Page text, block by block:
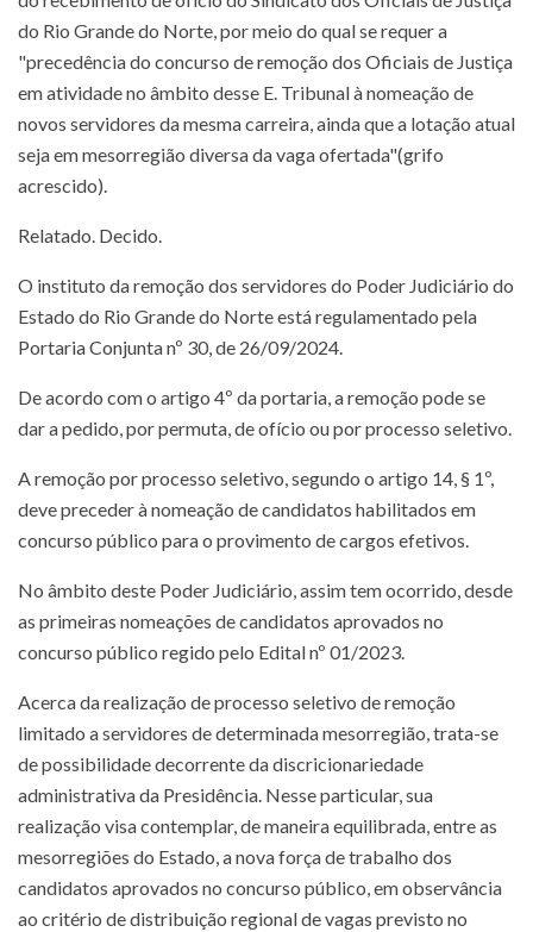
do Rio Grande do Norte, por meio do qual se requer a
"precedência do concurso de remoção dos Oficiais de Justiça
em atividade no âmbito desse E. Tribunal à nomeação de
novos servidores da mesma carreira, ainda que a lotação atual
seja em mesorregião diversa da vaga ofertada"(grifo
acrescido).
Relatado. Decido.
O instituto da remoção dos servidores do Poder Judiciário do
Estado do Rio Grande do Norte está regulamentado pela
Portaria Conjunta nº 30, de 26/09/2024.
De acordo com o artigo 4º da portaria, a remoção pode se
dar a pedido, por permuta, de ofício ou por processo seletivo.
A remoção por processo seletivo, segundo o artigo 14, § 1º,
deve preceder à nomeação de candidatos habilitados em
concurso público para o provimento de cargos efetivos.
No âmbito deste Poder Judiciário, assim tem ocorrido, desde
as primeiras nomeações de candidatos aprovados no
concurso público regido pelo Edital nº 01/2023.
Acerca da realização de processo seletivo de remoção
limitado a servidores de determinada mesorregião, trata-se
de possibilidade decorrente da discricionariedade
administrativa da Presidência. Nesse particular, sua
realização visa contemplar, de maneira equilibrada, entre as
mesorregiões do Estado, a nova força de trabalho dos
candidatos aprovados no concurso público, em observância
ao critério de distribuição regional de vagas previsto no